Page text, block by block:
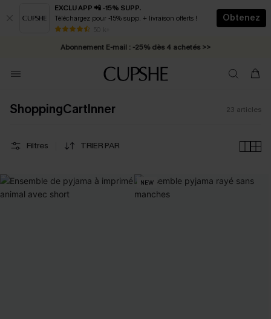
EXCLU APP 📲 -15% SUPP.
Téléchargez pour -15% supp. + livraison offerts !
50 k+
Obtenez
* Livraison éclair 2-3 jours ouvrés >>
Abonnement E-mail : -25% dès 4 achetés >>
ShoppingCartInner 23 articles
Filtres TRIER PAR
NEW